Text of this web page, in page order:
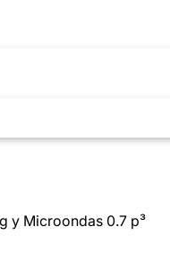
y Microondas 0.7 p³